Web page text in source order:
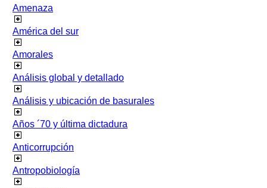
Amenaza
América del sur
Amorales
Análisis global y detallado
Análisis y ubicación de basurales
Años ´70 y última dictadura
Anticorrupción
Antropobiología